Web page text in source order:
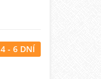
- 6 DNÍ